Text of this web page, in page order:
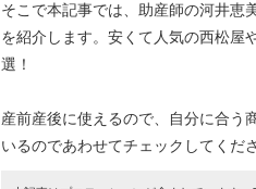
そこで本記事では、助産師の河井恵
を紹介します。安くて人気の西松屋
選！
産前産後に使えるので、自分に合う
いるのであわせてチェックしてくだ